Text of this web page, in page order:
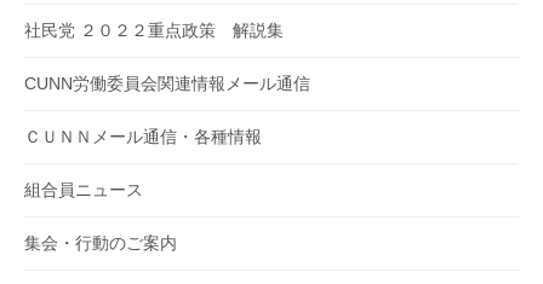
社民党 ２０２２重点政策 解説集
CUNN労働委員会関連情報メール通信
ＣＵＮＮメール通信・各種情報
組合員ニュース
集会・行動のご案内